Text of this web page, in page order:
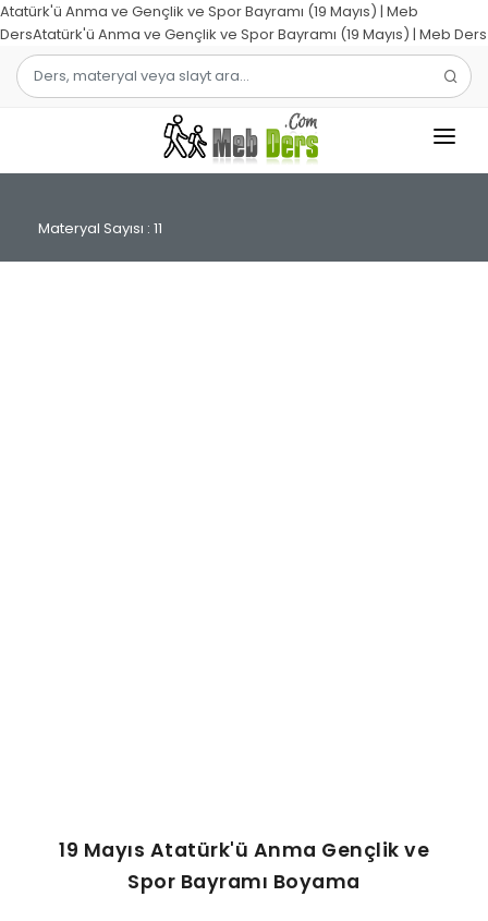
Atatürk'ü Anma ve Gençlik ve Spor Bayramı (19 Mayıs) | Meb
DersAtatürk'ü Anma ve Gençlik ve Spor Bayramı (19 Mayıs) | Meb Ders
1.SINIF
2.SINIF
Materyal Sayısı : 11
19 Mayıs Atatürk'ü Anma Gençlik ve
Spor Bayramı Boyama